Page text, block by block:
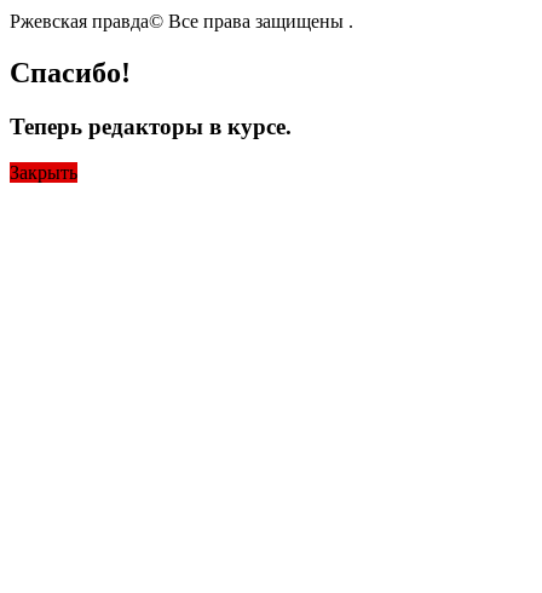
Ржевская правда© Все права защищены .
Спасибо!
Теперь редакторы в курсе.
Закрыть